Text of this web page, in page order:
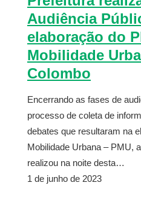
Audiência
elaboração do
Mobilidade
Colombo
Encerrando as fases de
processo de coleta de
debates que resultaram na
Mobilidade Urbana – PMU,
realizou na noite desta…
1 de junho de 2023